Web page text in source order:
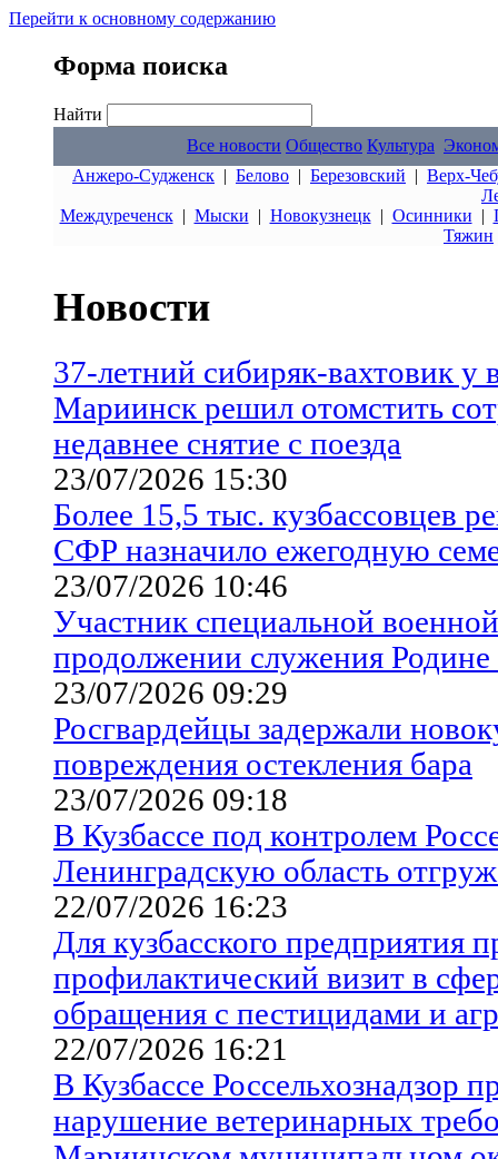
Перейти к основному содержанию
Форма поиска
Найти
Все новости Общество Культура
Анжеро-Судженск | Белово | Березовский | Верх-
Междуреченск| Мыски | Новокузнецк| Осинники |
Тяжин
Новости
37-летний сибиряк-вахтовик у
Мариинск решил отомстить
недавнее снятие с поезда
23/07/2026 15:30
Более 15,5 тыс. кузбассовцев
СФР назначило ежегодную
23/07/2026 10:46
Участник специальной
продолжении служения Родине
23/07/2026 09:29
Росгвардейцы задержали
повреждения остекления бара
23/07/2026 09:18
В Кузбассе под контролем
Ленинградскую область
22/07/2026 16:23
Для кузбасского предприятия
профилактический визит в
обращения с пестицидами и
22/07/2026 16:21
В Кузбассе Россельхознадзор
нарушение ветеринарных